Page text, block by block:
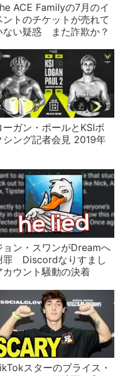
ACE Familyの7月のイ
ントのチケットが売れて
ない疑惑 また詐欺か？
ーガン・ポールとKSIボ
シング記者会見 2019年
ョン・スワンがDreamへ
罪 Discordなりすまし
カウント騒動の決着
スターのブライス・